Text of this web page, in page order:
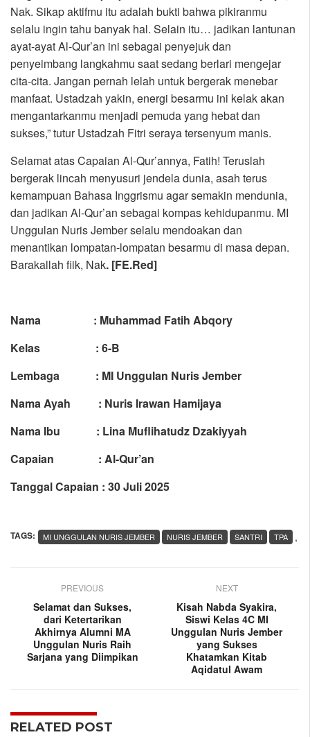
Nak. Sikap aktifmu itu adalah bukti bahwa pikiranmu
selalu ingin tahu banyak hal. Selain itu… jadikan lantunan
ayat-ayat Al-Qur’an ini sebagai penyejuk dan
penyeimbang langkahmu saat sedang berlari mengejar
cita-cita. Jangan pernah lelah untuk bergerak menebar
manfaat. Ustadzah yakin, energi besarmu ini kelak akan
mengantarkanmu menjadi pemuda yang hebat dan
sukses,” tutur Ustadzah Fitri seraya tersenyum manis.
Selamat atas Capaian Al-Qur’annya, Fatih! Teruslah
bergerak lincah menyusuri jendela dunia, asah terus
kemampuan Bahasa Inggrismu agar semakin mendunia,
dan jadikan Al-Qur’an sebagai kompas kehidupanmu. MI
Unggulan Nuris Jember selalu mendoakan dan
menantikan lompatan-lompatan besarmu di masa depan.
Barakallah fiik, Nak. [FE.Red]
Nama : Muhammad Fatih Abqory
Kelas : 6-B
Lembaga : MI Unggulan Nuris Jember
Nama Ayah : Nuris Irawan Hamijaya
Nama Ibu : Lina Muflihatudz Dzakiyyah
Capaian : Al-Qur’an
Tanggal Capaian : 30 Juli 2025
TAGS: ,
MI UNGGULAN NURIS JEMBER NURIS JEMBER SANTRI TPA
PREVIOUS
Selamat dan Sukses,
dari Ketertarikan
Akhirnya Alumni MA
Unggulan Nuris Raih
Sarjana yang Diimpikan
NEXT
Kisah Nabda Syakira,
Siswi Kelas 4C MI
Unggulan Nuris Jember
yang Sukses
Khatamkan Kitab
Aqidatul Awam
RELATED POST